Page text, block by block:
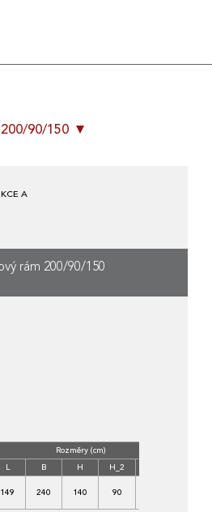
90/150
A
rám 200/90/150
Rozměry (cm)
L B H H_2
149 240 140 90